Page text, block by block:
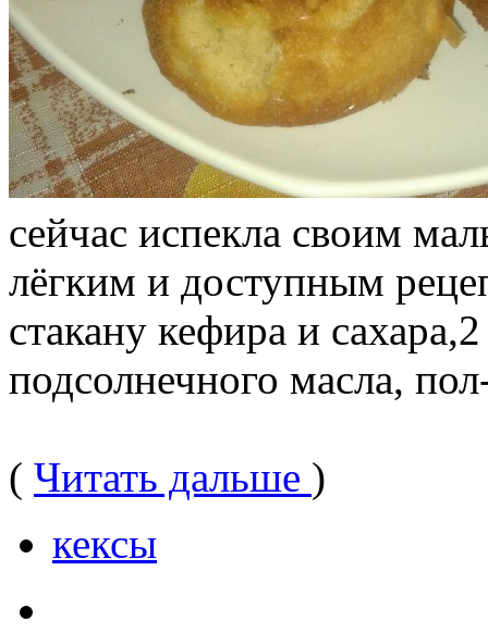
сейчас испекла своим
лёгким и доступным
стакану кефира и
подсолнечного масла,
( Читать дальше )
кексы